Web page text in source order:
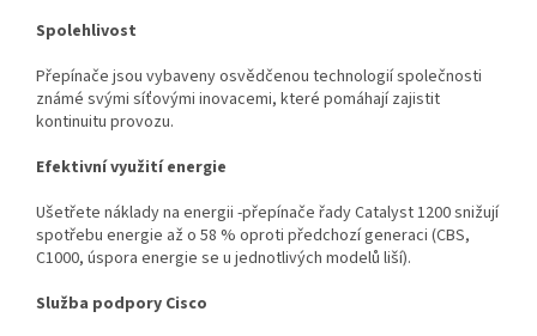
Spolehlivost
Přepínače jsou vybaveny osvědčenou technologií společnosti
známé svými síťovými inovacemi, které pomáhají zajistit
kontinuitu provozu.
Efektivní využití energie
Ušetřete náklady na energii -přepínače řady Catalyst 1200 snižují
spotřebu energie až o 58 % oproti předchozí generaci (CBS,
C1000, úspora energie se u jednotlivých modelů liší).
Služba podpory Cisco